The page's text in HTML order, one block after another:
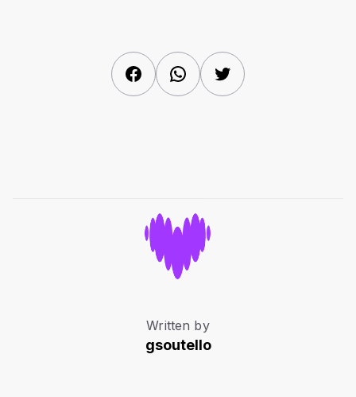
FacebookWhatsAppTwitter
Written by
gsoutello